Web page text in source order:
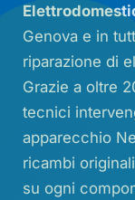
Genova e in
riparazione di
Grazie a oltre
tecnici
apparecchio
ricambi
su ogni